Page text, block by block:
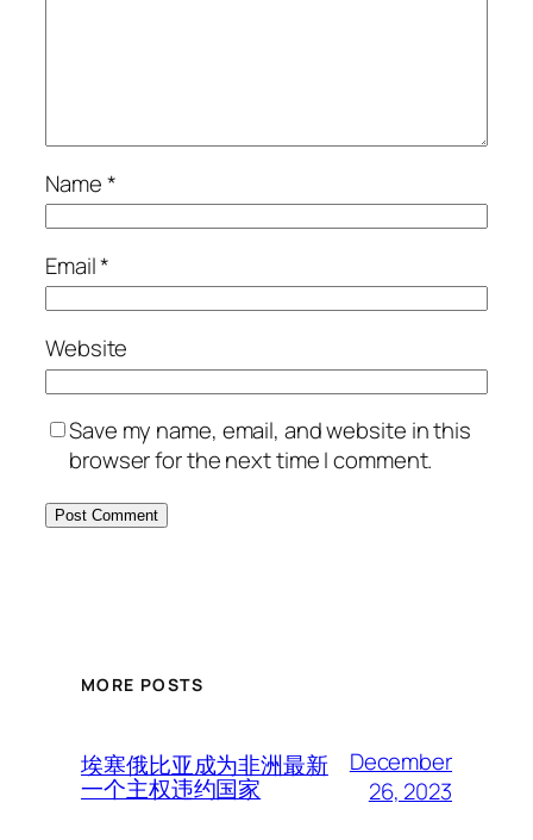
Name*
Email*
Website
Save my name, email, and website in this
browser for the next time I comment.
MORE POSTS
埃塞俄比亚成为非洲最新
一个主权违约国家
December
26, 2023